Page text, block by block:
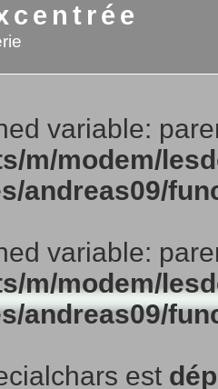
variable:
m/modem/
andreas09/
variable:
m/modem/
andreas09/
est